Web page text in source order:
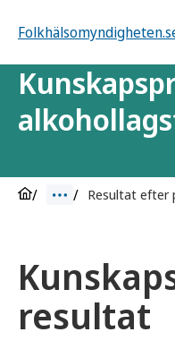
Resultat efter
resultat